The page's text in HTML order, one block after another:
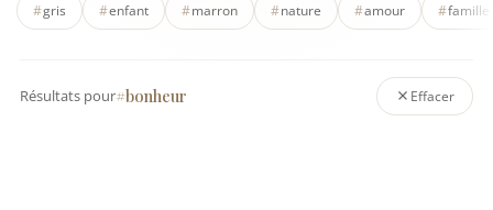
#gris #enfant #marron #nature #amour #famille
Résultats pour#bonheur Effacer